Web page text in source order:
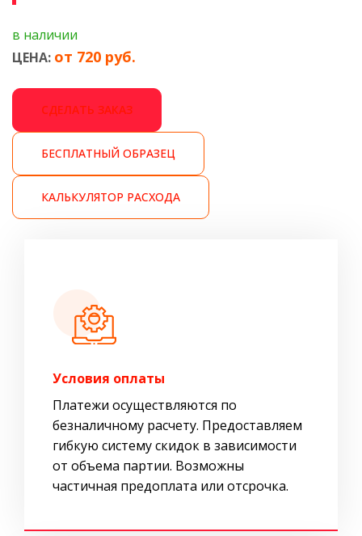
в наличии
ЦЕНА: от 720 руб.
СДЕЛАТЬ ЗАКАЗ
БЕСПЛАТНЫЙ ОБРАЗЕЦ
КАЛЬКУЛЯТОР РАСХОДА
Условия оплаты
Платежи осуществляются по
безналичному расчету. Предоставляем
гибкую систему скидок в зависимости
от объема партии. Возможны
частичная предоплата или отсрочка.